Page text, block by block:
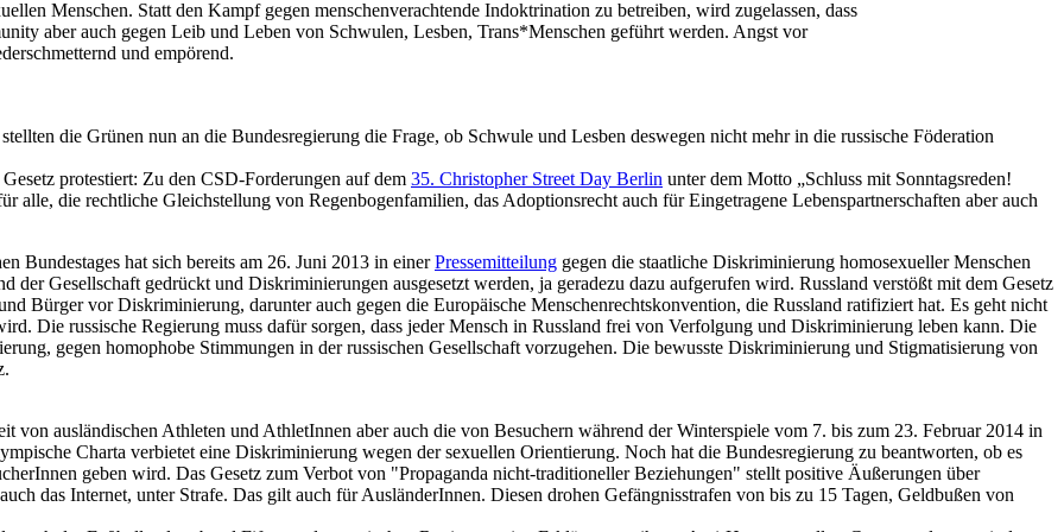
Menschen. Statt den Kampf gegen menschenverachtende Indoktrination zu betreiben, wird zugelassen, dass
aber auch gegen Leib und Leben von Schwulen, Lesben, Trans*Menschen geführt werden. Angst vor
und empörend.
die Grünen nun an die Bundesregierung die Frage, ob Schwule und Lesben deswegen nicht mehr in die russische Föderation
protestiert: Zu den CSD-Forderungen auf dem 35. Christopher Street Day Berlin unter dem Motto „Schluss mit Sonntagsreden!
die rechtliche Gleichstellung von Regenbogenfamilien, das Adoptionsrecht auch für Eingetragene Lebenspartnerschaften aber auch
Bundestages hat sich bereits am 26. Juni 2013 in einerPressemitteilung gegen die staatliche Diskriminierung homosexueller Menschen
der Gesellschaft gedrückt und Diskriminierungen ausgesetzt werden, ja geradezu dazu aufgerufen wird. Russland verstößt mit dem Gesetz
Bürger vor Diskriminierung, darunter auch gegen die Europäische Menschenrechtskonvention, die Russland ratifiziert hat. Es geht nicht
Die russische Regierung muss dafür sorgen, dass jeder Mensch in Russland frei von Verfolgung und Diskriminierung leben kann. Die
gegen homophobe Stimmungen in der russischen Gesellschaft vorzugehen. Die bewusste Diskriminierung und Stigmatisierung von
ausländischen Athleten und AthletInnen aber auch die von Besuchern während der Winterspiele vom 7. bis zum 23. Februar 2014 in
Charta verbietet eine Diskriminierung wegen der sexuellen Orientierung. Noch hat die Bundesregierung zu beantworten, ob es
geben wird. Das Gesetz zum Verbot von "Propaganda nicht-traditioneller Beziehungen" stellt positive Äußerungen über
das Internet, unter Strafe. Das gilt auch für AusländerInnen. Diesen drohen Gefängnisstrafen von bis zu 15 Tagen, Geldbußen von